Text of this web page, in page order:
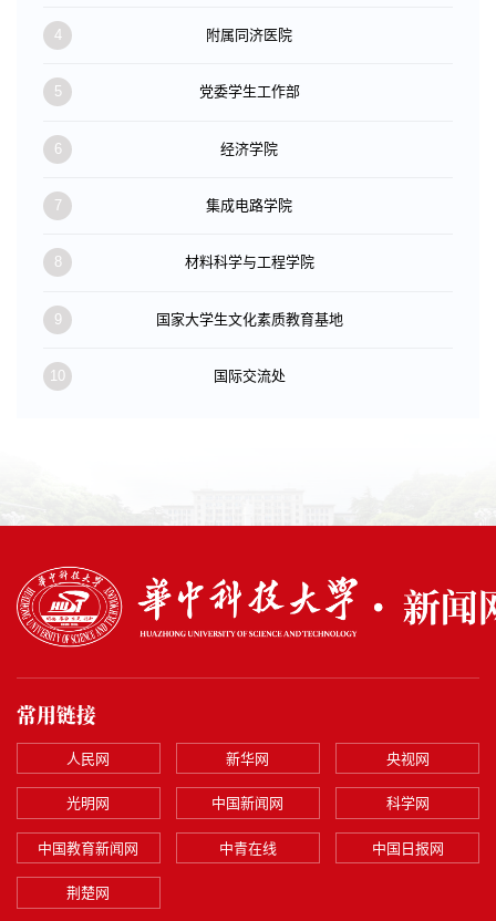
4 附属同济医院
5 党委学生工作部
6 经济学院
7 集成电路学院
8 材料科学与工程学院
9 国家大学生文化素质教育基地
10 国际交流处
常用链接
人民网 新华网 央视网
光明网 中国新闻网 科学网
中国教育新闻网 中青在线 中国日报网
荆楚网